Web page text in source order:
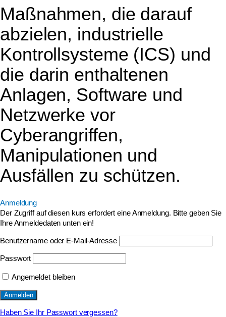
Maßnahmen, die darauf
abzielen, industrielle
Kontrollsysteme (ICS) und
die darin enthaltenen
Anlagen, Software und
Netzwerke vor
Cyberangriffen,
Manipulationen und
Ausfällen zu schützen.
Anmeldung
Der Zugriff auf diesen kurs erfordert eine Anmeldung. Bitte geben Sie
Ihre Anmeldedaten unten ein!
Benutzername oder E-Mail-Adresse
Passwort
Angemeldet bleiben
Haben Sie Ihr Passwort vergessen?